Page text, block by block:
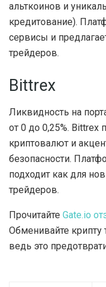
альткоинов и
кредитование).
сервисы и
трейдеров.
Bittrex
Ликвидность на
от 0 до 0,25%.
криптовалют и
безопасности.
подходит как для
трейдеров.
Прочитайте Gate.io
Обменивайте крипту
ведь это